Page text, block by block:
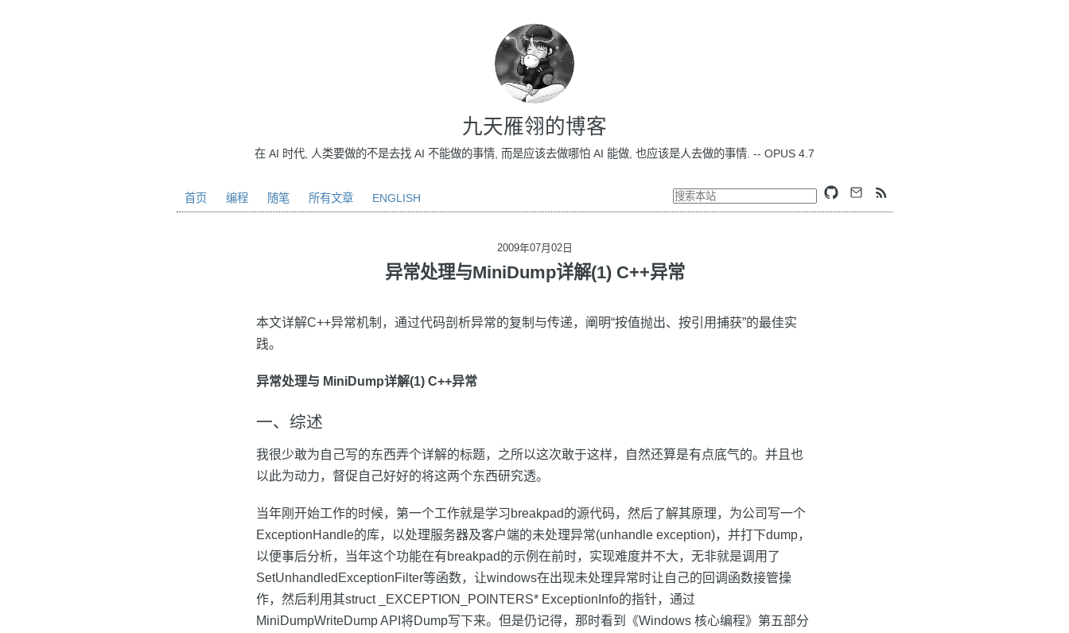
九天雁翎的博客
在 AI 时代, 人类要做的不是去找 AI 不能做的事情, 而是应该去做哪怕 AI 能做, 也应该是人去做的事情. -- OPUS 4.7
首页 编程 随笔 所有文章 ENGLISH
2009年07月02日
异常处理与MiniDump详解(1) C++异常
本文详解C++异常机制，通过代码剖析异常的复制与传递，阐明“按值抛出、按引用捕获”的最佳实
践。
异常处理与 MiniDump详解(1) C++异常
一、综述
我很少敢为自己写的东西弄个详解的标题，之所以这次敢于这样，自然还算是有点底气的。并且也
以此为动力，督促自己好好的将这两个东西研究透。
当年刚开始工作的时候，第一个工作就是学习breakpad的源代码，然后了解其原理，为公司写一个
ExceptionHandle的库，以处理服务器及客户端的未处理异常(unhandle exception)，并打下dump，
以便事后分析，当年这个功能在有breakpad的示例在前时，实现难度并不大，无非就是调用了
SetUnhandledExceptionFilter等函数，让windows在出现未处理异常时让自己的回调函数接管操
作，然后利用其struct _EXCEPTION_POINTERS* ExceptionInfo的指针，通过
MiniDumpWriteDump API将Dump写下来。但是仍记得，那时看到《Windows 核心编程》第五部分